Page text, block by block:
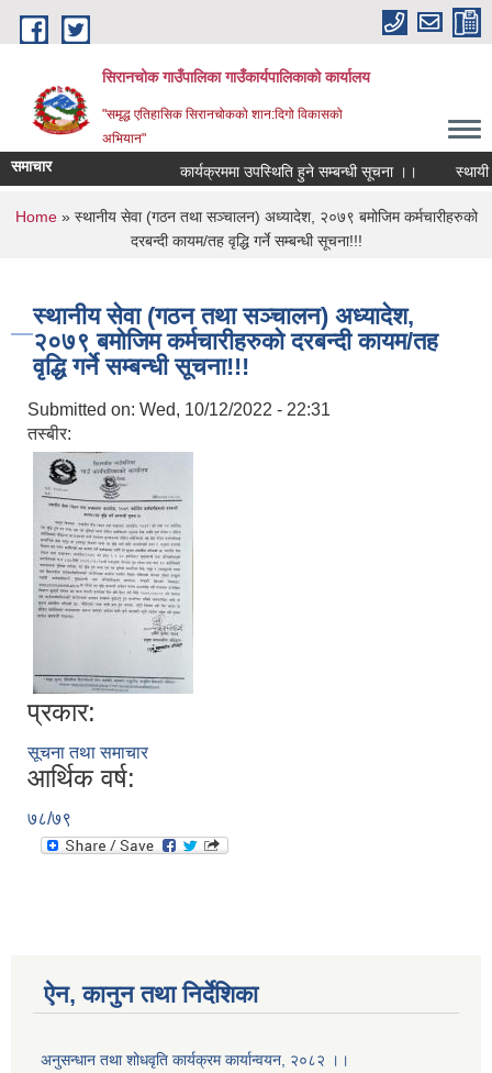
Skip to main content
सिरानचोक गाउँपालिका गाउँकार्यपालिकाको कार्यालय
"समृद्ध एतिहासिक सिरानचोकको शान:दिगो विकासको
अभियान"
समाचार कार्यक्रममा उपस्थिति हुने सम्बन्धी सूचना ।। स्थायी
You are here
Home» स्थानीय सेवा (गठन तथा सञ्चालन) अध्यादेश, २०७९ बमोजिम कर्मचारीहरुको
दरबन्दी कायम/तह वृद्धि गर्ने सम्बन्धी सूचना!!!
स्थानीय सेवा (गठन तथा सञ्चालन) अध्यादेश,
२०७९ बमोजिम कर्मचारीहरुको दरबन्दी कायम/तह
वृद्धि गर्ने सम्बन्धी सूचना!!!
Submitted on: Wed, 10/12/2022 - 22:31
तस्बीर:
प्रकार:
सूचना तथा समाचार
आर्थिक वर्ष:
७८/७९
ऐन, कानुन तथा निर्देशिका
अनुसन्धान तथा शोधवृति कार्यक्रम कार्यान्वयन, २०८२ ।।